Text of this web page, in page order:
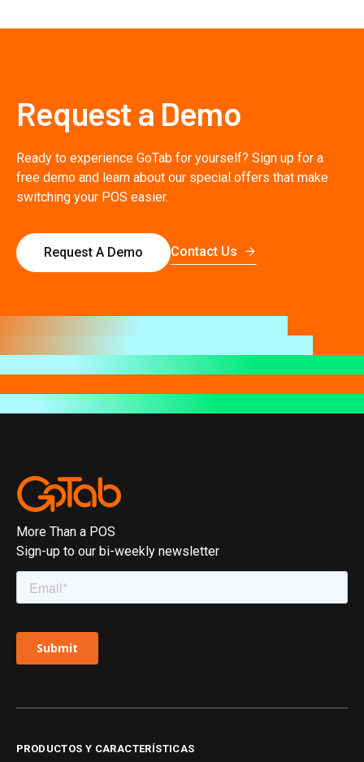
Request a Demo
Ready to experience GoTab for yourself? Sign up for a
free demo and learn about our special offers that make
switching your POS easier.
Request A Demo Contact Us
More Than a POS
Sign-up to our bi-weekly newsletter
PRODUCTOS Y CARACTERÍSTICAS